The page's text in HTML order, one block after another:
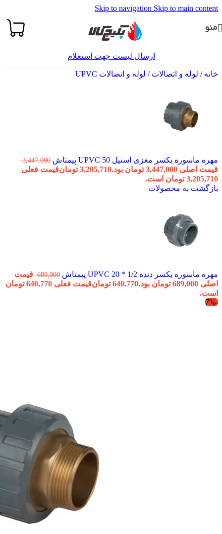
Skip to navigation Skip to main content
منو
ارسال لیست جهت استعلام
خانه/ لوله و اتصالات/ لوله و اتصالات UPVC
مهره ماسوره یکسر مغزی استیل 50 UPVC پیمتاش 3,447,000
قیمت اصلی 3,447,000 تومان بود. 3,205,710 تومانقیمت فعلی
3,205,710 تومان است.
بازگشت به محصولات
مهره ماسوره یکسر دنده 1/2 * 20 UPVC پیمتاش 689,000 قیمت
اصلی 689,000 تومان بود.
640,770 تومان
قیمت فعلی 640,770 تومان
است.
-7%